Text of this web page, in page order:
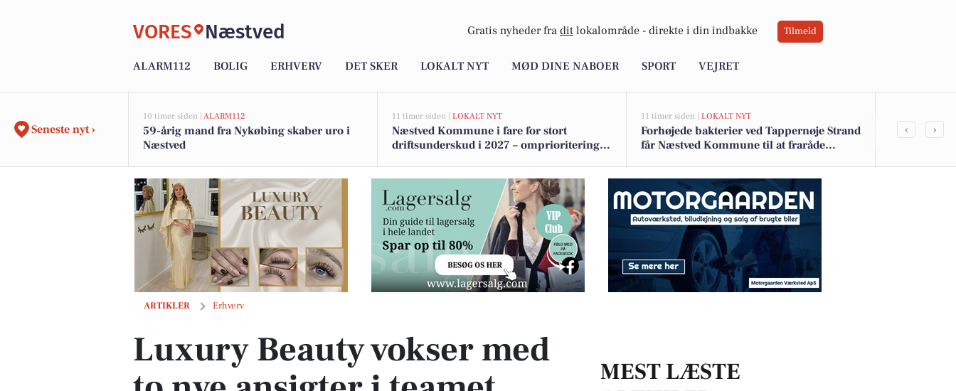
VORES Næstved Gratis nyheder fra dit lokalområde - direkte i din indbakke Tilmeld
ALARM112 BOLIG ERHVERV DET SKER LOKALT NYT MØD DINE NABOER SPORT VEJRET
Seneste nyt ›
10 timer siden | ALARM112
59-årig mand fra Nykøbing skaber uro i
Næstved
11 timer siden | LOKALT NYT
Næstved Kommune i fare for stort
driftsunderskud i 2027 – omprioriteringer
11 timer siden | LOKALT NYT
Forhøjede bakterier ved Tappernøje Strand
får Næstved Kommune til at fraråde
Oplev
‹ ›
ARTIKLER Erhverv
Luxury Beauty vokser med to nye ansigter i teamet
Luxury Beauty vokser med
MEST LÆSTE